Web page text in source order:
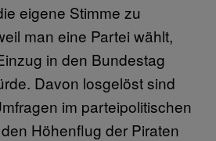
eigene Stimme zu
man eine Partei wählt,
in den Bundestag
Davon losgelöst sind
im parteipolitischen
Höhenflug der Piraten